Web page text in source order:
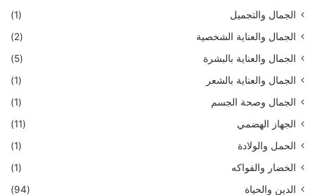
الجمال والتجميل
(1)
الجمال والعناية الشخصية
(2)
الجمال والعناية بالبشرة
(5)
الجمال والعناية بالشعر
(1)
الجمال وصحة الجسم
(1)
الجهاز الهضمي
(11)
الحمل والولادة
(1)
الخضار والفواكه
(1)
الدين والحياة
(94)